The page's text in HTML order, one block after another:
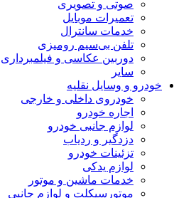
صوتی و تصویری
تعمیرات موبایل
خدمات سانترال
تلفن بی‌سیم رومیزی
دوربین عکاسی و فیلمبرداری
سایر
خودرو و وسایل نقلیه
خودروی داخلی و خارجی
اجاره خودرو
لوازم جانبی خودرو
دزدگیر و ردیاب
تزئینات خودرو
لوازم یدکی
خدمات ماشین و موتور
موتورسیکلت و لوازم جانبی